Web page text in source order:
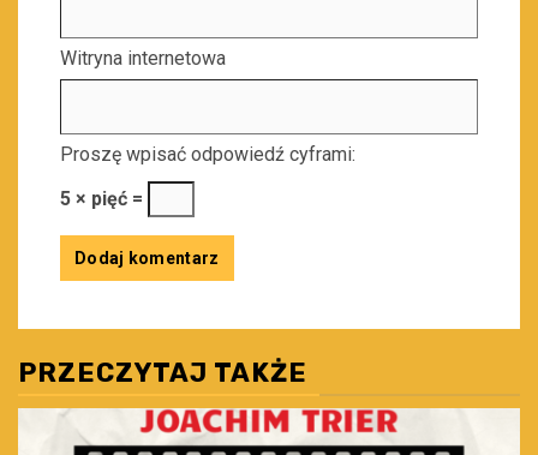
Witryna internetowa
Proszę wpisać odpowiedź cyframi:
5 × pięć =
PRZECZYTAJ TAKŻE